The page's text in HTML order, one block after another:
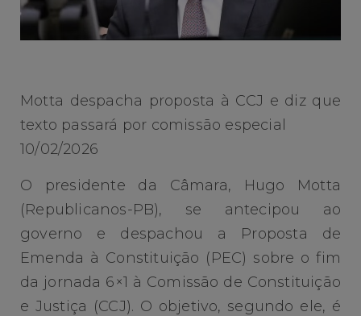
Motta despacha proposta à CCJ e diz que
texto passará por comissão especial
10/02/2026
O presidente da Câmara, Hugo Motta
(Republicanos-PB), se antecipou ao
governo e despachou a Proposta de
Emenda à Constituição (PEC) sobre o fim
da jornada 6×1 à Comissão de Constituição
e Justiça (CCJ). O objetivo, segundo ele, é